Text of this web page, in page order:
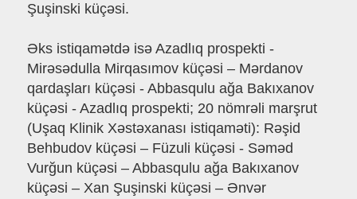
Şuşinski küçəsi.
Əks istiqamətdə isə Azadlıq prospekti -
Mirəsədulla Mirqasımov küçəsi – Mərdanov
qardaşları küçəsi - Abbasqulu ağa Bakıxanov
küçəsi - Azadlıq prospekti; 20 nömrəli marşrut
(Uşaq Klinik Xəstəxanası istiqaməti): Rəşid
Behbudov küçəsi – Füzuli küçəsi - Səməd
Vurğun küçəsi – Abbasqulu ağa Bakıxanov
küçəsi – Xan Şuşinski küçəsi – Ənvər